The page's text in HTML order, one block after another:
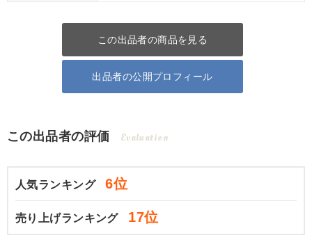
この出品者の商品を見る
出品者の公開プロフィール
この出品者の評価 Evaluation
人気ランキング 6位
売り上げランキング 17位